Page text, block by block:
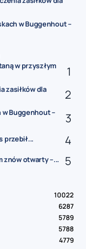
w Buggenhout –
w przyszłym
zasiłków dla
Buggenhout –
przebił...
znów otwarty –...
10022
6287
5789
5788
4779